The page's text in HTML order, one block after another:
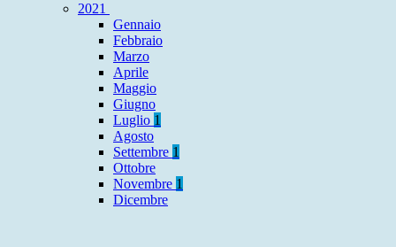
2021
Gennaio
Febbraio
Marzo
Aprile
Maggio
Giugno
Luglio 1
Agosto
Settembre 1
Ottobre
Novembre 1
Dicembre